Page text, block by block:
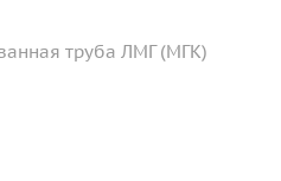
труба ЛМГ (МГК)